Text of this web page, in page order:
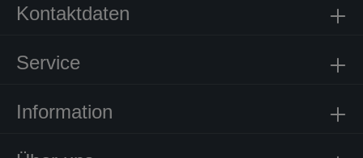
Kontaktdaten
Service
Information